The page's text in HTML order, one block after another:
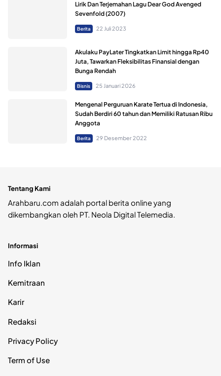
Lirik Dan Terjemahan Lagu Dear God Avenged
Sevenfold (2007)
Berita 22 Juli 2023
Akulaku PayLater Tingkatkan Limit hingga Rp40
Juta, Tawarkan Fleksibilitas Finansial dengan
Bunga Rendah
Bisnis 25 Januari 2026
Mengenal Perguruan Karate Tertua di Indonesia,
Sudah Berdiri 60 tahun dan Memiliki Ratusan Ribu
Anggota
Berita 29 Desember 2022
Tentang Kami
Arahbaru.com adalah portal berita online yang
dikembangkan oleh PT. Neola Digital Telemedia.
Informasi
Info Iklan
Kemitraan
Karir
Redaksi
Privacy Policy
Term of Use